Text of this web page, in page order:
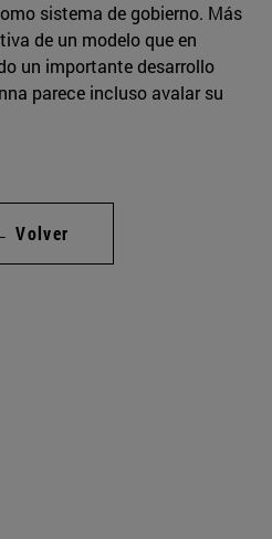
sistema de gobierno. Más
de un modelo que en
un importante desarrollo
parece incluso avalar su
Volver